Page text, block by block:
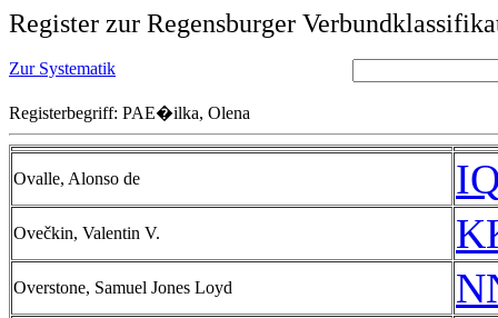
Register zur Regensburger
Zur Systematik
Registerbegriff: PAE�ilka, Olena
Ovalle, Alonso de
Ovečkin, Valentin V.
Overstone, Samuel Jones Loyd